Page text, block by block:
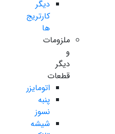
دیگر
کارتریج
ها
ملزومات
و
دیگر
قطعات
اتومایزر
پنبه
نسوز
شیشه